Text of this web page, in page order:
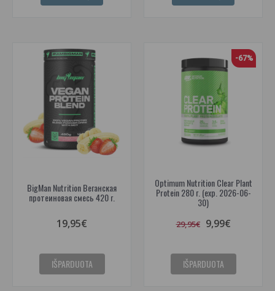
BigMan Nutrition Веганская
протеиновая смесь 420 г.
19,95€
IŠPARDUOTA
-67%
Optimum Nutrition Clear Plant
Protein 280 г. (exp. 2026-06-
30)
29,95€ 9,99€
IŠPARDUOTA